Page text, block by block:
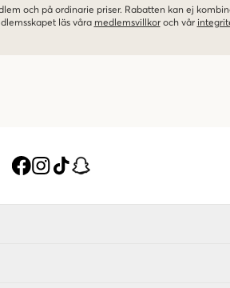
och på ordinarie priser. Rabatten kan ej
läs våra medlemsvillkor och vår